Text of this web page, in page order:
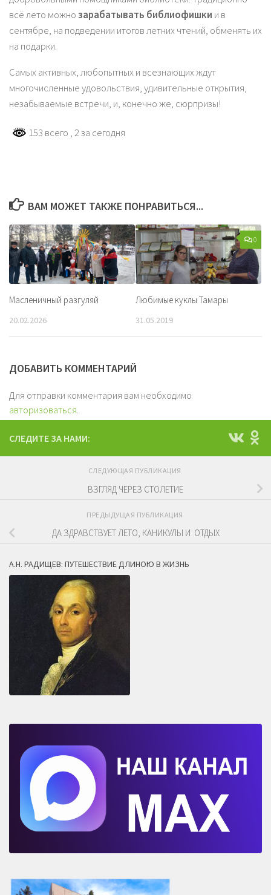
всё лето можно зарабатывать библиофишки и в
сентябре, на подведении итогов летних чтений, обменять их
на подарки.
Самых активных, любопытных и всезнающих ждут
многочисленные удовольствия, удивительные открытия,
незабываемые встречи, и, конечно же, сюрпризы!
153 всего , 2 за сегодня
ВАМ МОЖЕТ ТАКЖЕ ПОНРАВИТЬСЯ...
Масленичный разгуляй
20.02.2026
0
Любимые куклы Тамары
31.05.2019
ДОБАВИТЬ КОММЕНТАРИЙ
Для отправки комментария вам необходимо
авторизоваться
СЛЕДИТЕ ЗА НАМИ:
СЛЕДУЮЩАЯ ПУБЛИКАЦИЯ
ВЗГЛЯД ЧЕРЕЗ СТОЛЕТИЕ
ПРЕДЫДУЩАЯ ПУБЛИКАЦИЯ
ДА ЗДРАВСТВУЕТ ЛЕТО, КАНИКУЛЫ И ОТДЫХ
А.Н. РАДИЩЕВ: ПУТЕШЕСТВИЕ ДЛИНОЮ В ЖИЗНЬ